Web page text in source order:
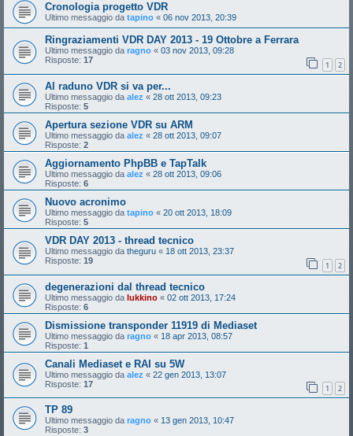
Cronologia progetto VDR
Ultimo messaggio da tapino « 06 nov 2013, 20:39
Ringraziamenti VDR DAY 2013 - 19 Ottobre a Ferrara
Ultimo messaggio da ragno « 03 nov 2013, 09:28
Risposte: 17 1 2
Al raduno VDR si va per...
Ultimo messaggio da alez « 28 ott 2013, 09:23
Risposte: 5
Apertura sezione VDR su ARM
Ultimo messaggio da alez « 28 ott 2013, 09:07
Risposte: 2
Aggiornamento PhpBB e TapTalk
Ultimo messaggio da alez « 28 ott 2013, 09:06
Risposte: 6
Nuovo acronimo
Ultimo messaggio da tapino « 20 ott 2013, 18:09
Risposte: 5
VDR DAY 2013 - thread tecnico
Ultimo messaggio da theguru « 18 ott 2013, 23:37
Risposte: 19 1 2
degenerazioni dal thread tecnico
Ultimo messaggio da lukkino « 02 ott 2013, 17:24
Risposte: 6
Dismissione transponder 11919 di Mediaset
Ultimo messaggio da ragno « 18 apr 2013, 08:57
Risposte: 1
Canali Mediaset e RAI su 5W
Ultimo messaggio da alez « 22 gen 2013, 13:07
Risposte: 17 1 2
TP 89
Ultimo messaggio da ragno « 13 gen 2013, 10:47
Risposte: 3